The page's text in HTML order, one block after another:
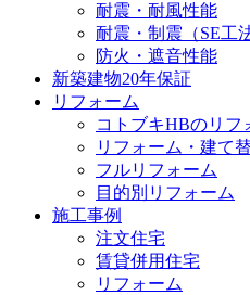
耐震・耐風性能
耐震・制震（SE工
防火・遮音性能
新築建物20年保証
リフォーム
コトブキHBのリフ
リフォーム・建て
フルリフォーム
目的別リフォーム
施工事例
注文住宅
賃貸併用住宅
リフォーム